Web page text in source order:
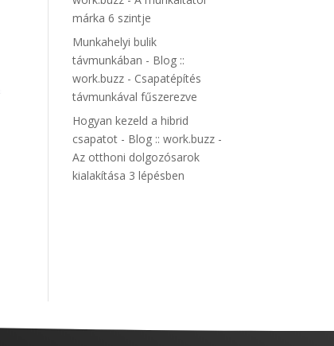
márka 6 szintje
Munkahelyi bulik
távmunkában - Blog ::
work.buzz - Csapatépítés
távmunkával fűszerezve
Hogyan kezeld a hibrid
csapatot - Blog :: work.buzz -
Az otthoni dolgozósarok
kialakítása 3 lépésben